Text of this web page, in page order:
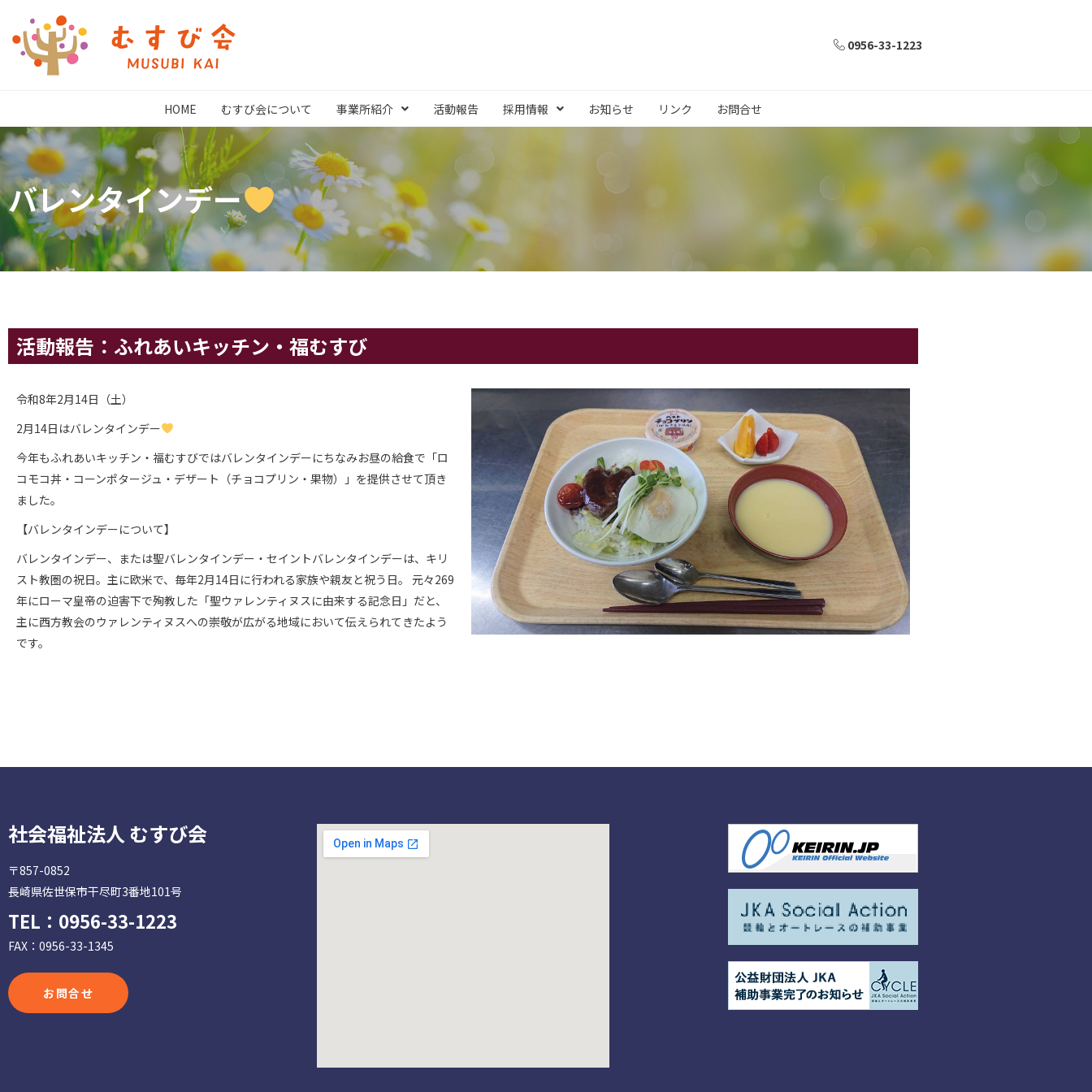
0956-33-1223
HOME むすび会について 事業所紹介 活動報告 採用情報 お知らせ リンク お問合せ
バレンタインデー
活動報告：ふれあいキッチン・福むすび
令和8年2月14日（土）
2月14日はバレンタインデー
今年もふれあいキッチン・福むすびではバレンタインデーにちなみお昼の給食で「ロ
コモコ丼・コーンポタージュ・デザート（チョコプリン・果物）」を提供させて頂き
ました。
【バレンタインデーについて】
バレンタインデー、または聖バレンタインデー・セイントバレンタインデーは、キリ
スト教圏の祝日。主に欧米で、毎年2月14日に行われる家族や親友と祝う日。 元々269
年にローマ皇帝の迫害下で殉教した「聖ウァレンティヌスに由来する記念日」だと、
主に西方教会のウァレンティヌスへの崇敬が広がる地域において伝えられてきたよう
です。
社会福祉法人 むすび会
〒857-0852
長崎県佐世保市干尽町3番地101号
TEL： 0956-33-1223
FAX：0956-33-1345
お問合せ